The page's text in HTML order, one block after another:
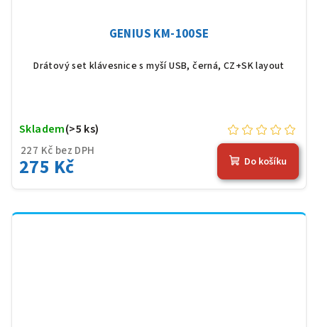
GENIUS KM-100SE
Drátový set klávesnice s myší USB, černá, CZ+SK layout
227 Kč bez DPH
275 Kč
Skladem(>5 ks)
Do košíku